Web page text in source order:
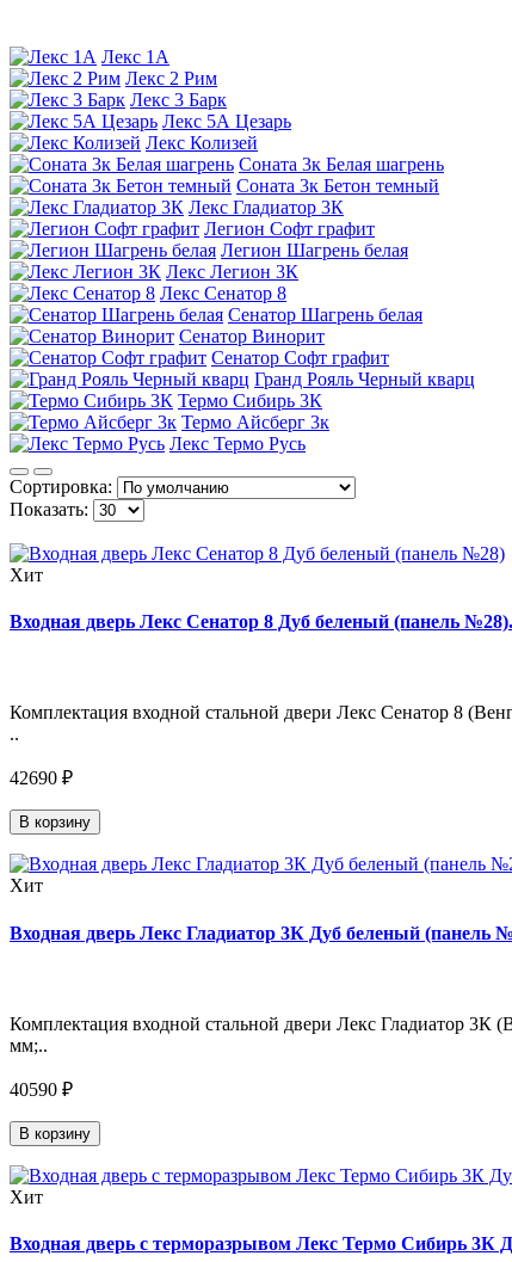
Лекс 1А
Лекс 2 Рим
Лекс 3 Барк
Лекс 5А Цезарь
Лекс Колизей
Соната 3к Белая шагрень
Соната 3к Бетон темный
Лекс Гладиатор 3К
Легион Софт графит
Легион Шагрень белая
Лекс Легион 3К
Лекс Сенатор 8
Сенатор Шагрень белая
Сенатор Винорит
Сенатор Софт графит
Гранд Рояль Черный кварц
Термо Сибирь 3К
Термо Айсберг 3к
Лекс Термо Русь
Сортировка:
Показать:
Хит
Входная дверь Лекс Сенатор 8 Дуб беленый (панель
Комплектация входной стальной двери Лекс Сенатор 8
..
42690 ₽
В корзину
Хит
Входная дверь Лекс Гладиатор 3К Дуб беленый (панель
Комплектация входной стальной двери Лекс Гладиатор
мм;..
40590 ₽
В корзину
Хит
Входная дверь с терморазрывом Лекс Термо Сибирь 3К